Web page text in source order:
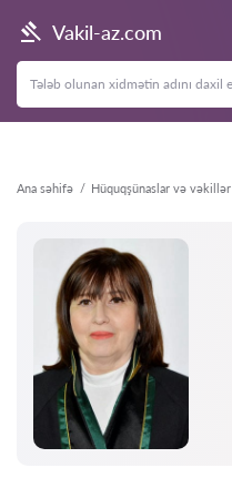
Vakil-az.com
Ana səhifə Hüquqşünaslar və vəkillər
Geri